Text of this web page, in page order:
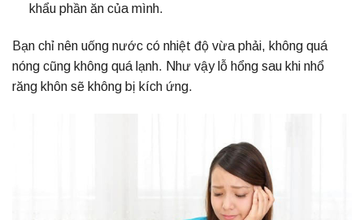
khẩu phần ăn của mình.
Bạn chỉ nên uống nước có nhiệt độ vừa phải, không quá
nóng cũng không quá lạnh. Như vậy lỗ hổng sau khi nhổ
răng khôn sẽ không bị kích ứng.